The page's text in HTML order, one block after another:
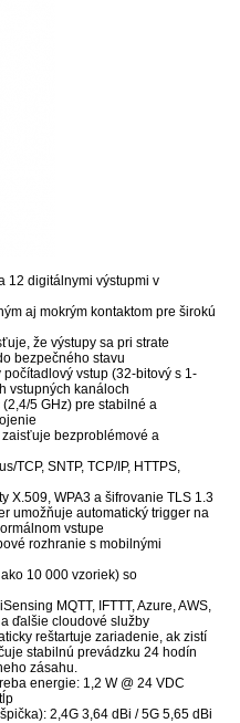
12 digitálnymi výstupmi v
aj mokrým kontaktom pre širokú
že výstupy sa pri strate
bezpečného stavu
vstup (32-bitový s 1-
vstupných kanáloch
5 GHz) pre stabilné a
bezproblémové a
TCP, SNTP, TCP/IP, HTTPS,
X.509, WPA3 a šifrovanie TLS 1.3
umožňuje automatický trigger na
vstupe
rozhranie s mobilnými
10 000 vzoriek) so
MQTT, IFTTT, Azure, AWS,
ďalšie cloudové služby
reštartuje zariadenie, ak zistí
stabilnú prevádzku 24 hodín
zásahu.
energie: 1,2 W @ 24 VDC
2,4G 3,64 dBi / 5G 5,65 dBi